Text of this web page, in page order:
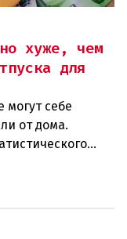
хуже, чем
для
могут себе
от дома.